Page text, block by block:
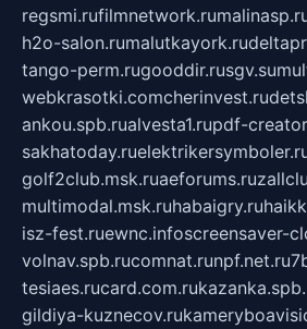
regsmi.rufilmnetwork.ru
h2o-salon.rumalutkayork.ru
tango-perm.rugooddir.rusgv.su
webkrasotki.comcherinvest.ru
ankou.spb.rualvesta1.rupdf-
sakhatoday.ru
golf2club.msk.ruaeforums.ru
multimodal.msk.ruhabaigry.ru
isz-fest.ruewnc.infoscreensaver-
volnav.spb.rucomnat.runpf.net.ru
tesiaes.rucard.com.ru
gildiya-kuznecov.ru